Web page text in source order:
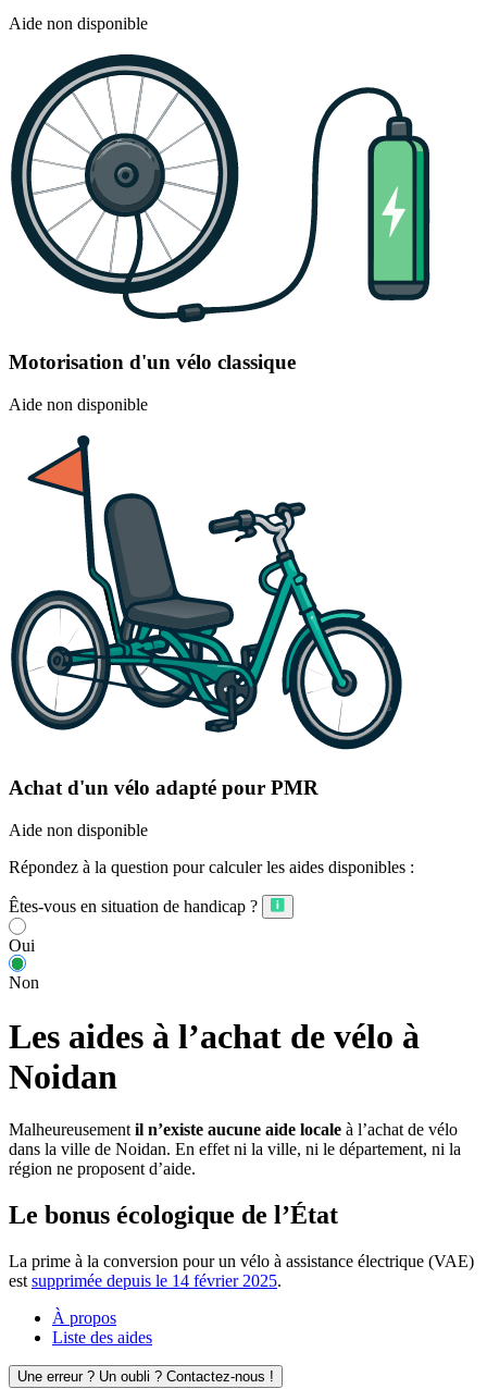
Aide non disponible
Motorisation d'un vélo classique
Aide non disponible
Achat d'un vélo adapté pour PMR
Aide non disponible
Répondez à la question pour calculer les aides disponibles :
Êtes-vous en situation de handicap ?
Oui
Non
Les aides à l’achat de vélo à
Noidan
Malheureusement il n’existe aucune aide locale à l’achat de vélo
dans la ville de Noidan. En effet ni la ville, ni le département, ni la
région ne proposent d’aide.
Le bonus écologique de l’État
La prime à la conversion pour un vélo à assistance électrique (VAE)
est supprimée depuis le 14 février 2025.
À propos
Liste des aides
Une erreur ? Un oubli ? Contactez-nous !